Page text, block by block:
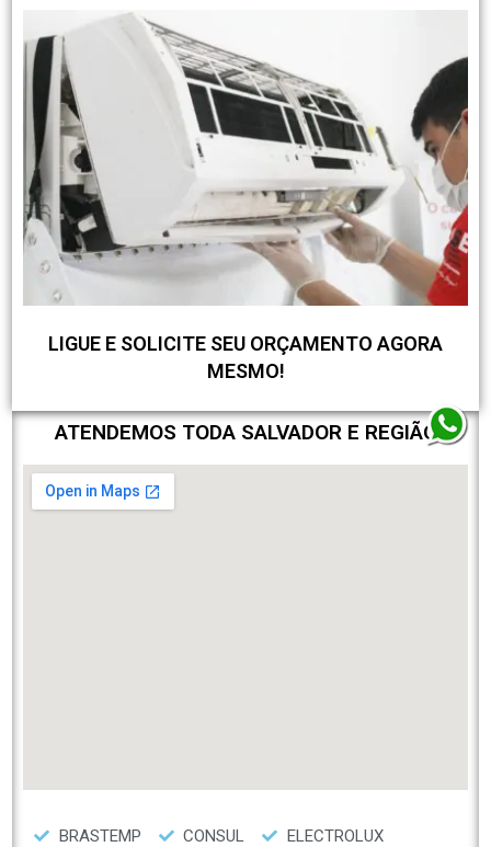
LIGUE E SOLICITE SEU ORÇAMENTO AGORA
MESMO!
ATENDEMOS TODA SALVADOR E REGIÃO
BRASTEMP CONSUL
ELECTROLUX